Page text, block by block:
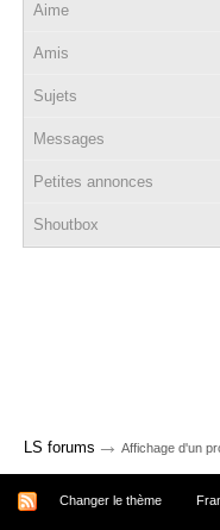
Aime
Amis
Sujets
Messages
Petites annonces
Shoutbox
LS forums → Affichage d'un
Changer le thème